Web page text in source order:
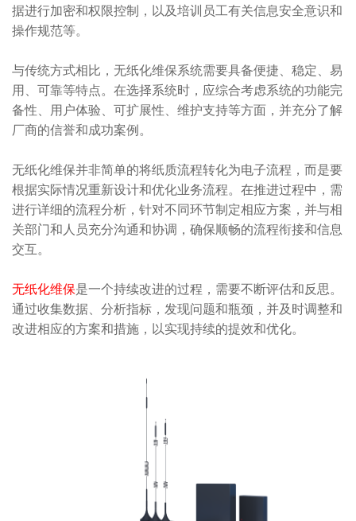
据进行加密和权限控制，以及培训员工有关信息安全意识和
操作规范等。
与传统方式相比，无纸化维保系统需要具备便捷、稳定、易
用、可靠等特点。在选择系统时，应综合考虑系统的功能完
备性、用户体验、可扩展性、维护支持等方面，并充分了解
厂商的信誉和成功案例。
无纸化维保并非简单的将纸质流程转化为电子流程，而是要
根据实际情况重新设计和优化业务流程。在推进过程中，需
进行详细的流程分析，针对不同环节制定相应方案，并与相
关部门和人员充分沟通和协调，确保顺畅的流程衔接和信息
交互。
无纸化维保是一个持续改进的过程，需要不断评估和反思。
通过收集数据、分析指标，发现问题和瓶颈，并及时调整和
改进相应的方案和措施，以实现持续的提效和优化。